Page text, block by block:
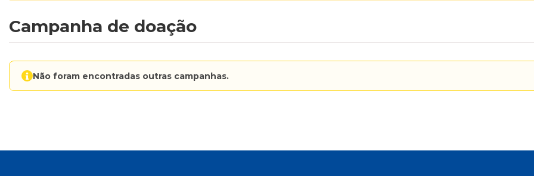
Campanha de doação
Não foram encontradas outras campanhas.